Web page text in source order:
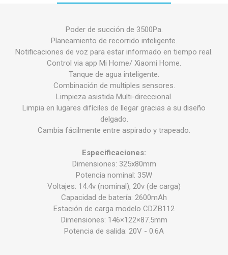
Poder de succión de 3500Pa.
Planeamiento de recorrido inteligente.
Notificaciones de voz para estar informado en tiempo real.
Control via app Mi Home/ Xiaomi Home.
Tanque de agua inteligente.
Combinación de multiples sensores.
Limpieza asistida Multi-direccional.
Limpia en lugares difíciles de llegar gracias a su diseño
delgado.
Cambia fácilmente entre aspirado y trapeado.
Especificaciones:
Dimensiones: 325x80mm
Potencia nominal: 35W
Voltajes: 14.4v (nominal), 20v (de carga)
Capacidad de batería: 2600mAh
Estación de carga modelo CDZB112
Dimensiones: 146×122×87.5mm
Potencia de salida: 20V - 0.6A